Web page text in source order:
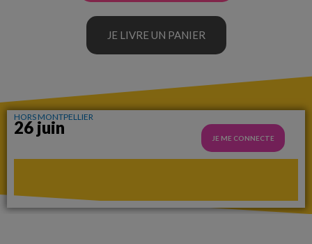
JE LIVRE UN PANIER
HORS MONTPELLIER
26 juin
JE ME CONNECTE